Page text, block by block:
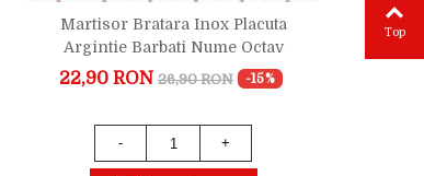
Martisor Bratara Inox Placuta
Argintie Barbati Nume Octav
22,90 RON 26,90 RON -15%
- +
Top